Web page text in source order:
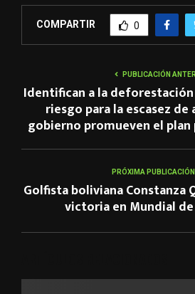
COMPARTIR 0
PUBLICACIÓN
Identifican a la
riesgo para la escasez de
gobierno promueven el
PRÓXIMA PUBLICACIÓN
Golfista boliviana Constanza
victoria en Mundial de